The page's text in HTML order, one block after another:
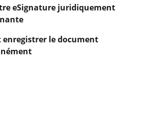
eSignature juridiquement
enregistrer le document